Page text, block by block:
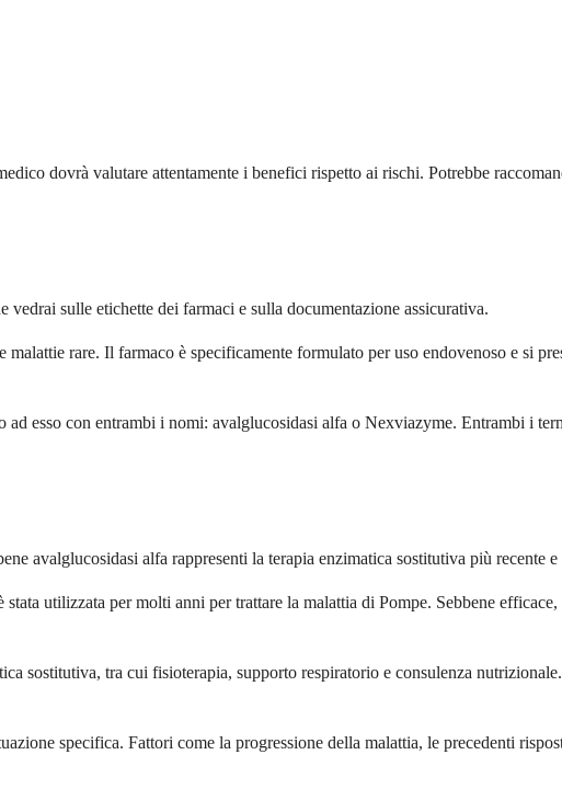
dovrà valutare attentamente i benefici rispetto ai rischi. Potrebbe
sulle etichette dei farmaci e sulla documentazione assicurativa.
rare. Il farmaco è specificamente formulato per uso endovenoso e si
esso con entrambi i nomi: avalglucosidasi alfa o Nexviazyme. Entrambi i
avalglucosidasi alfa rappresenti la terapia enzimatica sostitutiva più recente
utilizzata per molti anni per trattare la malattia di Pompe. Sebbene
sostitutiva, tra cui fisioterapia, supporto respiratorio e consulenza
specifica. Fattori come la progressione della malattia, le precedenti